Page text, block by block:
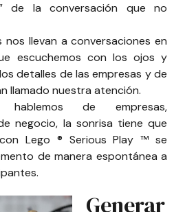
de la conversación que no
nos llevan a conversaciones en
escuchemos con los ojos y
detalles de las empresas y de
llamado nuestra atención.
hablemos de empresas,
negocio, la sonrisa tiene que
Lego ® Serious Play ™ se
de manera espontánea a
Generar